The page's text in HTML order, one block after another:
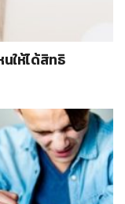
ให้ได้สิทธิ